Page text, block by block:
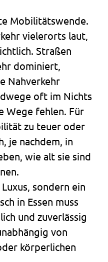
Mobilitätswende.
vielerorts laut,
Straßen
dominiert,
Nahverkehr
oft im Nichts
Wege fehlen. Für
zu teuer oder
je nachdem, in
wie alt sie sind
sondern ein
in Essen muss
und zuverlässig
von
körperlichen